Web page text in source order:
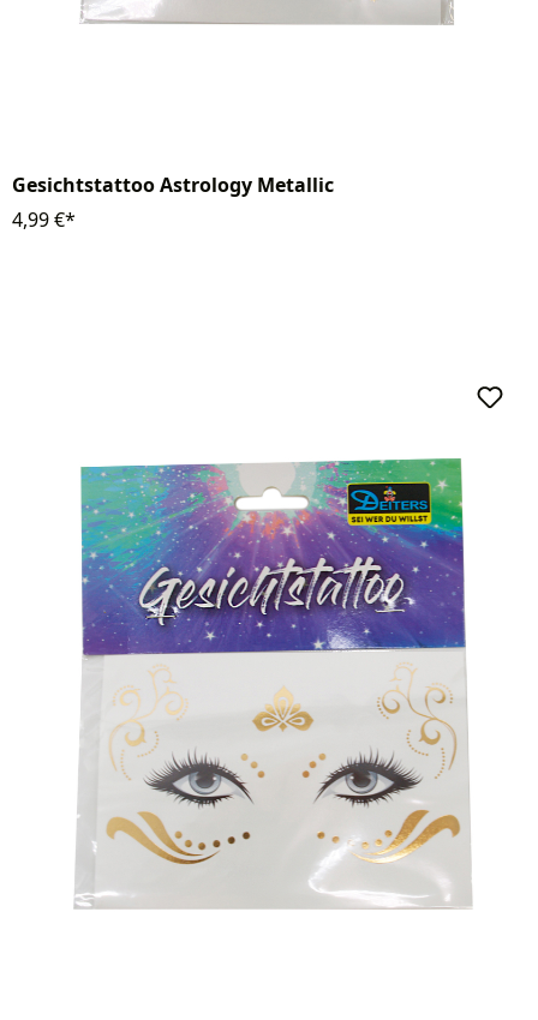
Gesichtstattoo Astrology Metallic
4,99 €*